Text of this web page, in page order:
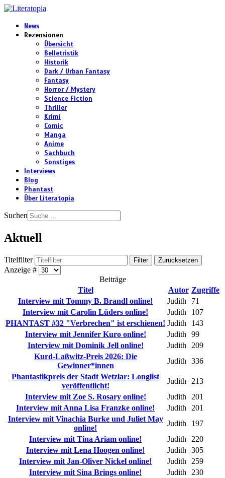
News
Rezensionen
Übersicht
Belletristik
Historik
Dark / Urban Fantasy
Fantasy
Horror / Mystery
Science Fiction
Thriller
Krimi
Comic
Manga
Anime
Sachbuch
Sonstiges
Interviews
Blog
Phantast
Über Literatopia
Suchen
Aktuell
Titelfilter Filter Zurücksetzen
Anzeige #
Beiträge
Titel
Autor Zugriffe
Interview mit Tommy B. Brandl online!
Judith
71
Interview mit Carolin Lüders online!
Judith
107
PHANTAST #32 "Verbrechen" ist erschienen! Judith
143
Interview mit Jennifer Kuro online!
Judith
99
Interview mit Dominik Jell online!
Judith
209
Kurd-Laßwitz-Preis 2026: Die
Gewinner*innen
Judith
336
Phantastikpreis der Stadt Wetzlar: Longlist
veröffentlicht!
Judith
213
Interview mit Zoe S. Rosary online!
Judith
201
Interview mit Anna Lisa Franzke online!
Judith
201
Interview mit Vinachia Burke und Juliet May
online!
Judith
197
Interview mit Tina Ariam online!
Judith
220
Interview mit Lena Hoogen online!
Judith
305
Interview mit Jan-Oliver Nickel online!
Judith
259
Interview mit Sina Brings online!
Judith
230